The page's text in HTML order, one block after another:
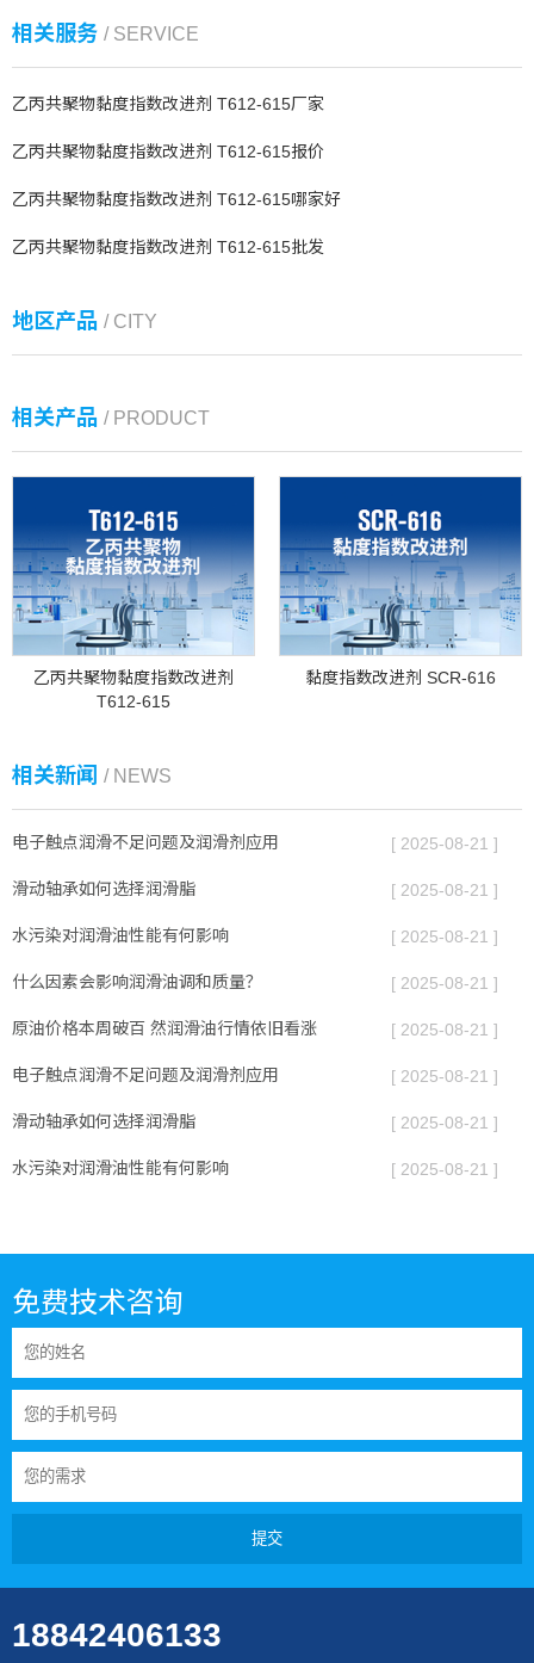
相关服务 / SERVICE
乙丙共聚物黏度指数改进剂 T612-615厂家
乙丙共聚物黏度指数改进剂 T612-615报价
乙丙共聚物黏度指数改进剂 T612-615哪家好
乙丙共聚物黏度指数改进剂 T612-615批发
地区产品 / CITY
相关产品 / PRODUCT
乙丙共聚物黏度指数改进剂
T612-615
黏度指数改进剂 SCR-616
相关新闻 / NEWS
电子触点润滑不足问题及润滑剂应用 [ 2025-08-21 ]
滑动轴承如何选择润滑脂 [ 2025-08-21 ]
水污染对润滑油性能有何影响 [ 2025-08-21 ]
什么因素会影响润滑油调和质量？ [ 2025-08-21 ]
原油价格本周破百 然润滑油行情依旧看涨 [ 2025-08-21 ]
电子触点润滑不足问题及润滑剂应用 [ 2025-08-21 ]
滑动轴承如何选择润滑脂 [ 2025-08-21 ]
水污染对润滑油性能有何影响 [ 2025-08-21 ]
免费技术咨询
提交
18842406133